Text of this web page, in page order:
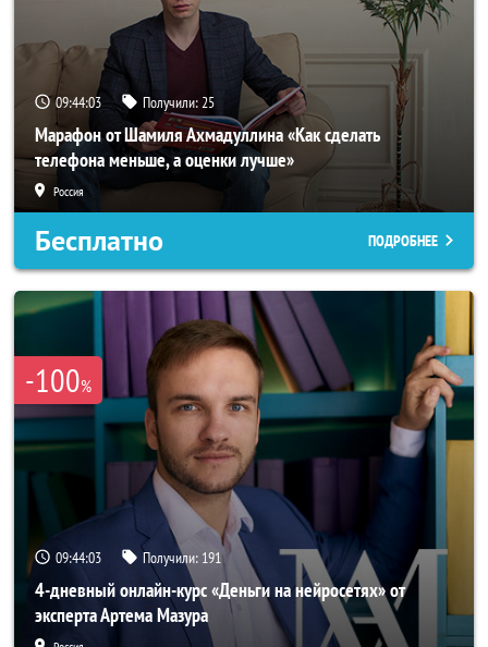
09:44:00 Получили:25
Марафон от Шамиля Ахмадуллина «Как сделать
телефона меньше, а оценки лучше»
Россия
Бесплатно ПОДРОБНЕЕ
-100%
09:44:00 Получили: 191
4-дневный онлайн-курс «Деньги на нейросетях» от
эксперта Артема Мазура